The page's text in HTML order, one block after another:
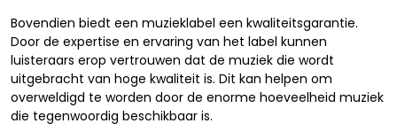
Bovendien biedt een muzieklabel een kwaliteitsgarantie.
Door de expertise en ervaring van het label kunnen
luisteraars erop vertrouwen dat de muziek die wordt
uitgebracht van hoge kwaliteit is. Dit kan helpen om
overweldigd te worden door de enorme hoeveelheid muziek
die tegenwoordig beschikbaar is.